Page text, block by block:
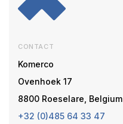
CONTACT
Komerco
Ovenhoek 17
8800 Roeselare, Belgium
+32 (0)485 64 33 47